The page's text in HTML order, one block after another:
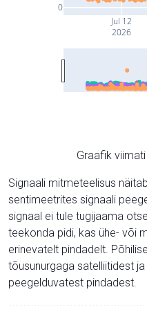
Jul 12
2026
0
Graafik
Signaali mitmeteelisus
sentimeetrites signaali
signaal ei tule tugijaama
teekonda pidi, kas ühe- või
erinevatelt pindadelt.
tõusunurgaga satelliitidest
peegelduvatest pindadest.